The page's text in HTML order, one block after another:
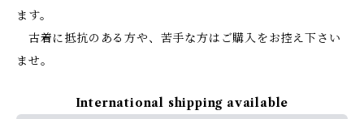
ます。
古着に抵抗のある方や、苦手な方はご購入をお控え下さい
ませ。
International shipping available